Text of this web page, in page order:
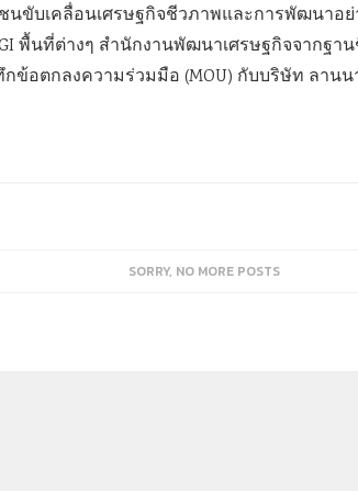
ชนขับเคลื่อนเศรษฐกิจชีวภาพและการพัฒนาอ
พื้นที่ต่างๆ สำนักงานพัฒนาเศรษฐกิจจากฐา
ข้อตกลงความร่วมมือ (MOU) กับบริษัท ลาน
SORRY, NO MORE POSTS